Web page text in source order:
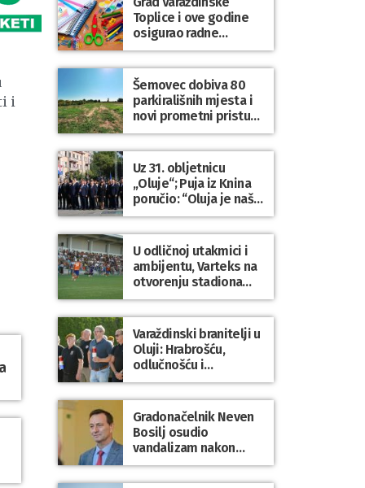
i
Bartolovečki
Toplice i ove godine
osigurao radne
bilježnice i dodatni
obrazovni materijal za
sve osnovnoškolce
Šemovec dobiva 80
parkirališnih mjesta i
novi prometni pristup
groblju
Uz 31. obljetnicu
„Oluje“; Puja iz Knina
poručio: “Oluja je naša
najveća pobjeda,
simbol slobode i
zajedništva!”
U odličnoj utakmici i
ambijentu, Varteks na
otvorenju stadiona
odigrao 1:1 s
Mariborom
Varaždinski branitelji u
Oluji: Hrabrošću,
odlučnošću i
zajedništvom do
slobodne Hrvatske!
Gradonačelnik Neven
Bosilj osudio
vandalizam nakon
utakmice NK Varaždin
– HNK Hajduk Split